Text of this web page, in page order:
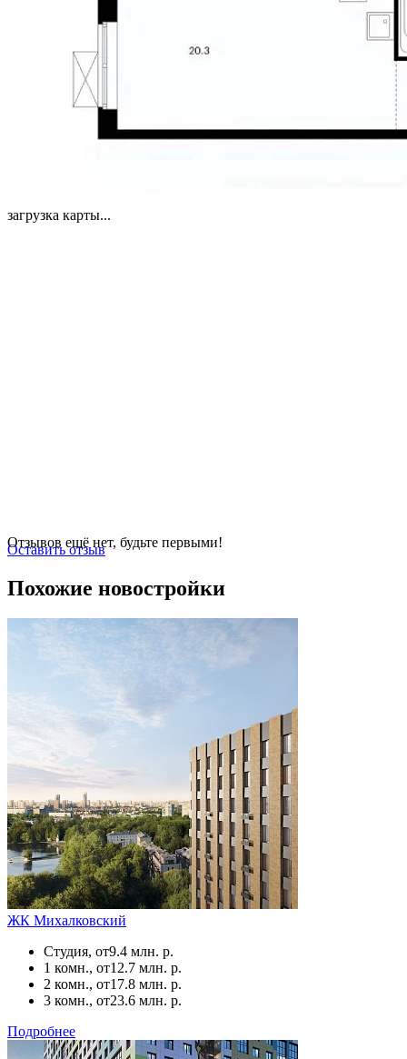
загрузка карты...
Отзывов ещё нет, будьте первыми!
Оставить отзыв
Похожие новостройки
ЖК Михалковский
Студия, от9.4 млн. р.
1 комн., от12.7 млн. р.
2 комн., от17.8 млн. р.
3 комн., от23.6 млн. р.
Подробнее